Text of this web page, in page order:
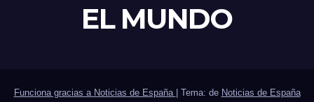
EL MUNDO
Funciona gracias a Noticias de España Tema: de Noticias de España